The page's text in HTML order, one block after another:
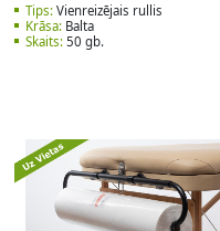
Tips:Vienreizējais rullis
Krāsa:Balta
Skaits:50 gb.